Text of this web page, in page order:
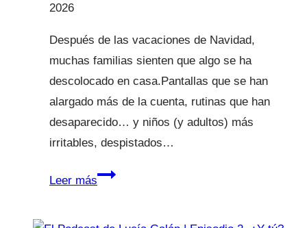
2026
Después de las vacaciones de Navidad,
muchas familias sienten que algo se ha
descolocado en casa.Pantallas que se han
alargado más de la cuenta, rutinas que han
desaparecido… y niños (y adultos) más
irritables, despistados…
Leer másDespués